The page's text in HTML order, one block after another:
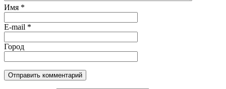
Имя *
E-mail *
Город